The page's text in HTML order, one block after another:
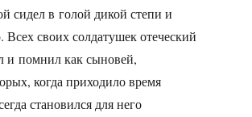
сидел в голой дикой степи и
Всех своих солдатушек отеческий
и помнил как сыновей,
когда приходило время
становился для него